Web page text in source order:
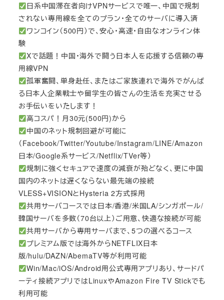
日系中国滞在者向けVPNサービスで唯一、中国で規制
されない専用線を全てのプラン・全てのサーバに導入済
ワンコイン（500円）で、安心・高速・自由なオンライン体
験
Xで話題！中国・海外で闘う日本人を応援する信頼の専
用線VPN
孤軍奮闘、単身赴任、またはご家族連れで海外でがんば
る日本人企業戦士や留学生の皆さんの生活を充実させる
お手伝いをいたします！
高コスパ！月30元(500円)から
中国のネット規制回避が可能に
（Facebook/Twitter/Youtube/Instagram/LINE/Amazon
日本/Google系サービス/Netflix/TVer等）
規制に強くセキュアで速度の減衰が殆どなく、更に中国
国内のネットは遅くならない最先端の接続
VLESS+VISIONとHysteria 2方式採用
共用サーバコースでは日本/香港/米国LA/シンガポール/
韓国サーバを多数（70台以上）ご用意、快適な接続が可能
共用サーバから専用サーバまで、5つの選べるコース
プレミアム版では海外からNETFLIX日本
版/hulu/DAZN/AbemaTV等が利用可能
Win/Mac/iOS/Android用公式専用アプリあり、サードパ
ーティ接続アプリではLinuxやAmazon Fire TV Stickでも
利用可能